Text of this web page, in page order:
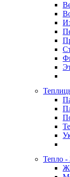
Тепло -